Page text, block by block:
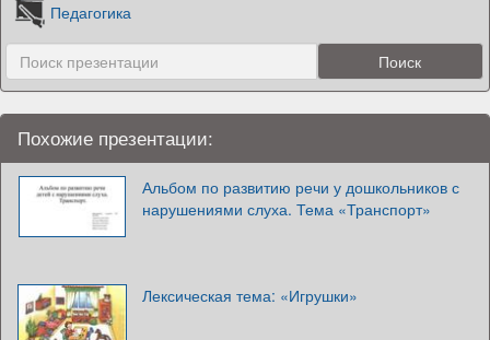
Педагогика
Похожие презентации:
Альбом по развитию речи у дошкольников с
нарушениями слуха. Тема «Транспорт»
Лексическая тема: «Игрушки»